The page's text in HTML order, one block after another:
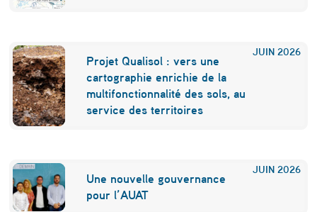
JUIN 2026
Projet Qualisol : vers une
cartographie enrichie de la
multifonctionnalité des sols, au
service des territoires
JUIN 2026
Une nouvelle gouvernance
pour l’AUAT